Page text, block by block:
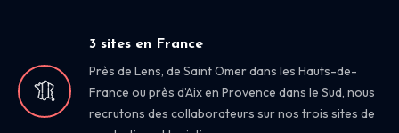
3 sites en France
Près de Lens, de Saint Omer dans les Hauts-de-
France ou près d’Aix en Provence dans le Sud, nous
recrutons des collaborateurs sur nos trois sites de